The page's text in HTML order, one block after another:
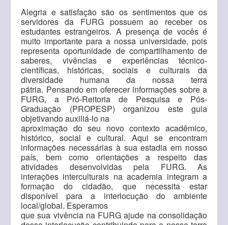
Eventos
Contato
Alegria e satisfação são os sentimentos que os
servidores da FURG possuemao receber os
estudantes estrangeiros. A presença de vocês é
muito importante para a nossa universidade, pois
representa oportunidade de compartilhamento de
saberes, vivências e experiências técnico-
científicas, históricas, sociaise culturais da
diversidade humana da nossa terra
pátria. Pensando em oferecer informações sobre a
FURG, a Pró-Reitoria de Pesquisae Pós-
Graduação (PROPESP) organizou este guia
objetivando auxiliá-lo na
aproximação do seu novo contexto acadêmico,
histórico, social e cultural. Aquise encontram
informações necessárias à sua estadia em nosso
país, bem como orientações a respeito das
atividades desenvolvidas pela FURG. As
interações interculturais na academia integram a
formação do cidadão, que necessita estar
disponível para a interlocução do ambiente
local/global. Esperamos
que sua vivência na FURG ajude na consolidação